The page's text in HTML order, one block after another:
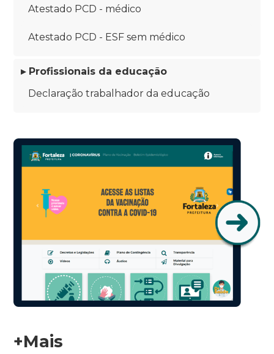
Atestado PCD - médico
Atestado PCD - ESF sem médico
▸ Profissionais da educação
Declaração trabalhador da educação
+Mais